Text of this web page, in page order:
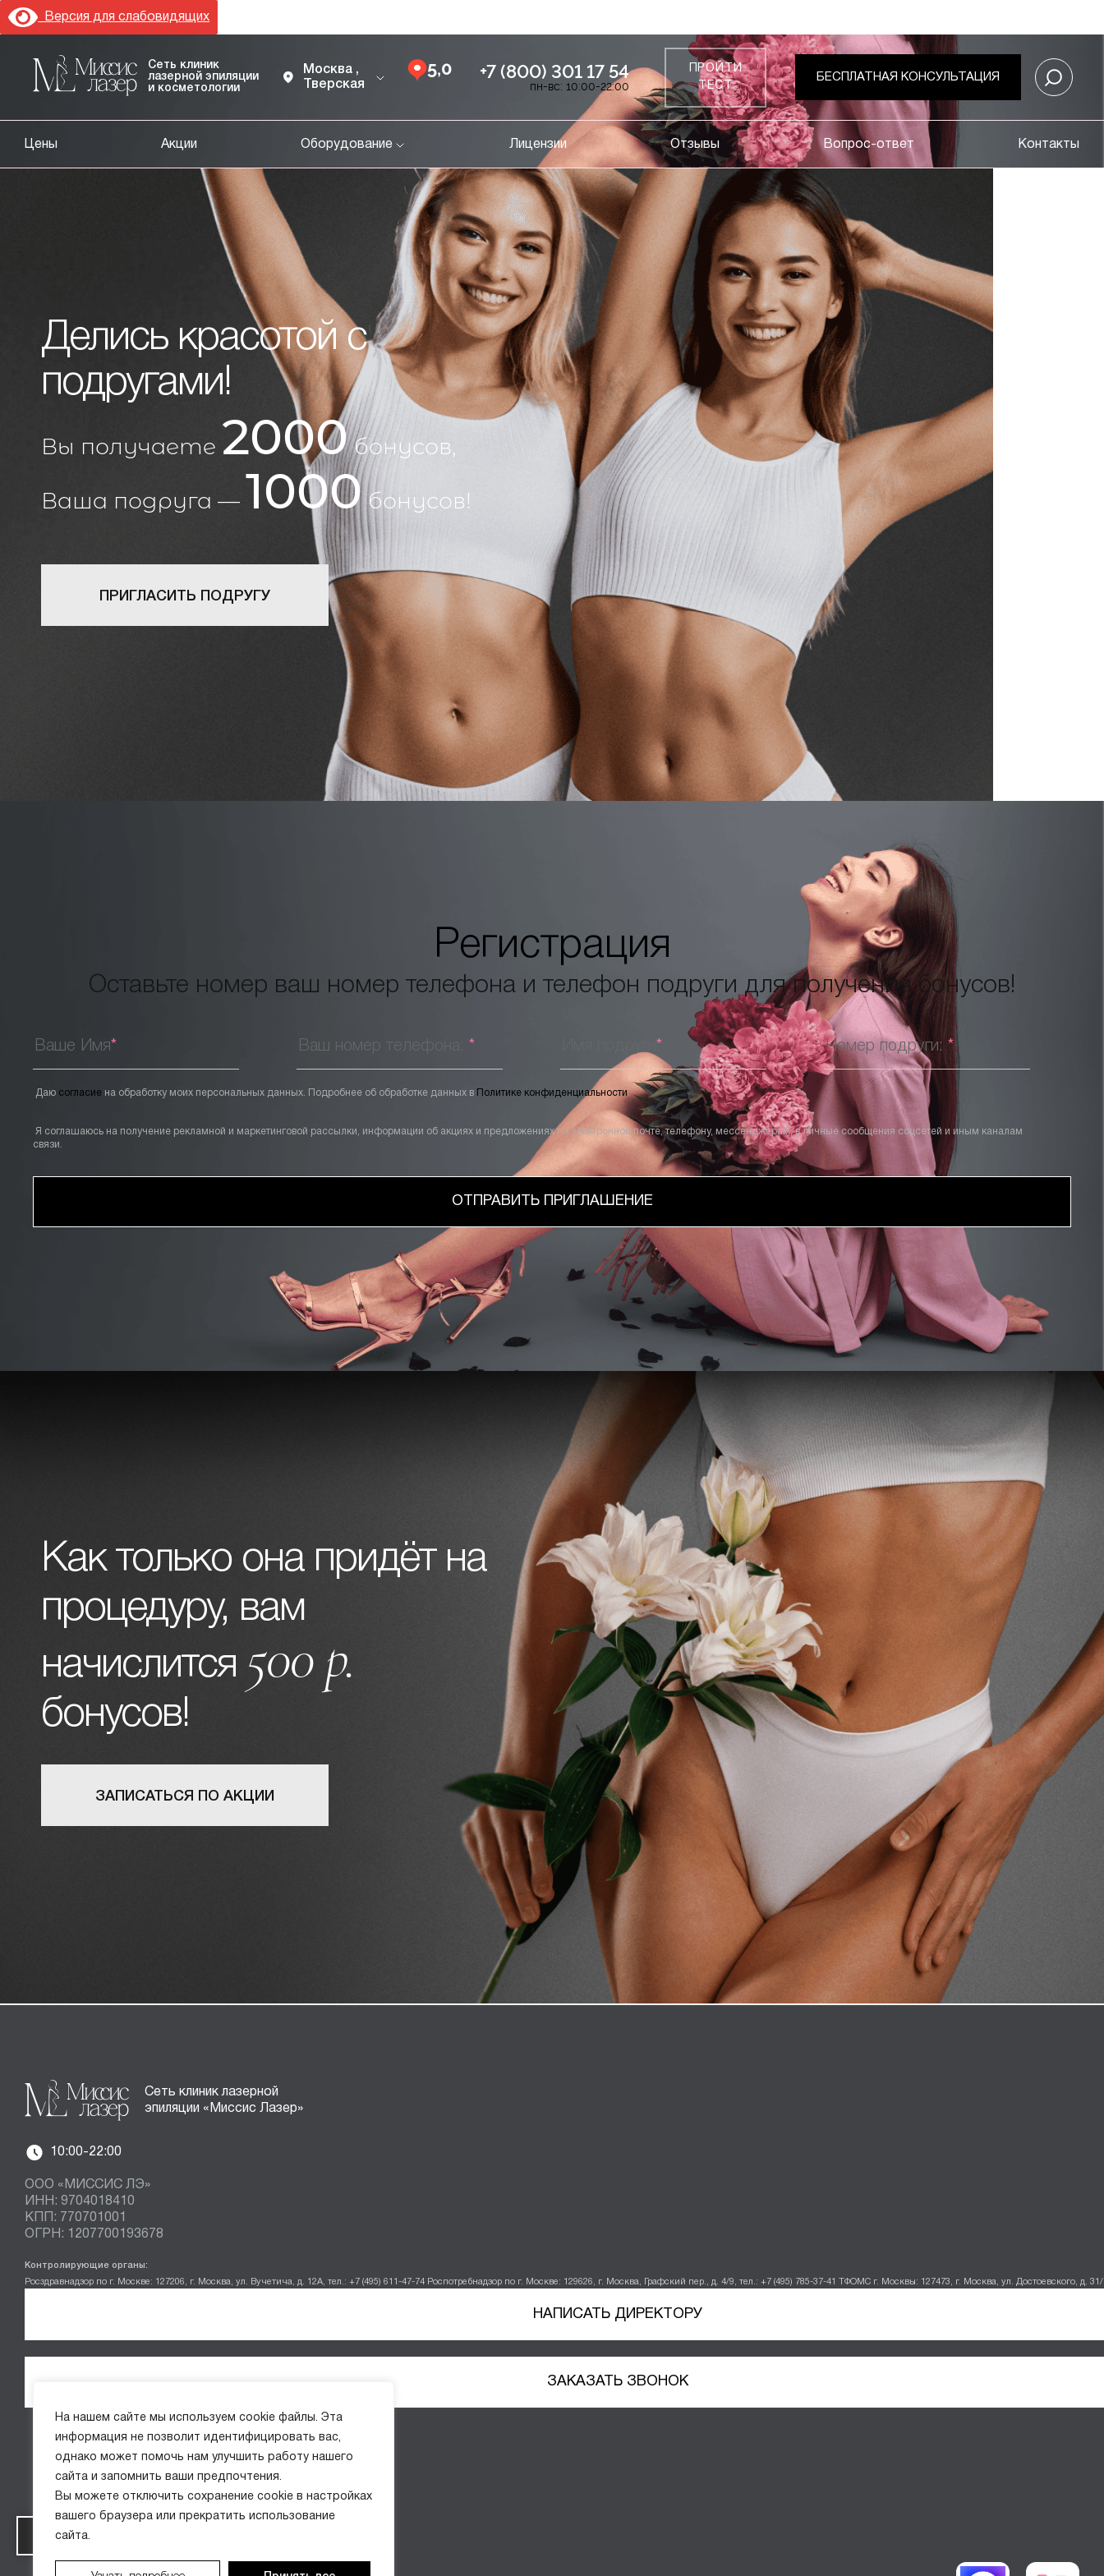
На нашем сайте мы используем cookie файлы. Эта
информация не позволит идентифицировать вас,
однако может помочь нам улучшить работу нашего
сайта и запомнить ваши предпочтения.
Вы можете отключить сохранение cookie в настройках
вашего браузера или прекратить использование
сайта.
Версия для слабовидящих
Сеть клиник
лазерной эпиляции
и косметологии
Москва ,
Тверская
5,0 +7 (800) 301 17 54
пн-вс: 10:00-22:00
ПРОЙТИ
ТЕСТ
БЕСПЛАТНАЯ КОНСУЛЬТАЦИЯ
Цены Акции Отзывы Вопрос-ответ
Оборудование Лицензии Контакты
Делись красотой с
подругами!
Вы получаете 2000бонусов,
Ваша подруга — 1000бонусов!
ПРИГЛАСИТЬ ПОДРУГУ
Регистрация
Оставьте номер ваш номер телефона и телефон подруги для получения бонусов!
Ваше Имя* Ваш номер телефона: * * Номер подруги: *
Даю согласие на обработку моих персональных данных. Подробнее об обработке данных в Политике конфиденциальности.
Я соглашаюсь на получение рекламной и маркетинговой рассылки, информации об акциях и предложениях по электронной почте, телефону, мессенджерам, в личные сообщения соцсетей и иным каналам
связи.
ОТПРАВИТЬ ПРИГЛАШЕНИЕ
Как только она придёт на
процедуру, вам
начислится 500 р.
бонусов!
ЗАПИСАТЬСЯ ПО АКЦИИ
Сеть клиник лазерной
эпиляции «Миссис Лазер»
10:00-22:00
ООО «МИССИС ЛЭ»
ИНН: 9704018410
КПП: 770701001
ОГРН: 1207700193678
Контролирующие органы:
Росздравнадзор по г. Москве: 127206, г. Москва, ул. Вучетича, д. 12А, тел.: +7 (495) 611-47-74 Роспотребнадзор по г. Москве: 129626, г. Москва, Графский пер., д. 4/9, тел.: +7 (495) 785-37-41 ТФОМС г. Москвы: 127473, г. Москва, ул. Достоевского, д. 31/
НАПИСАТЬ ДИРЕКТОРУ
ЗАКАЗАТЬ ЗВОНОК
БОНУС 10 000 ₽